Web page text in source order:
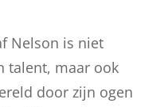
Nelson is niet
talent, maar ook
door zijn ogen